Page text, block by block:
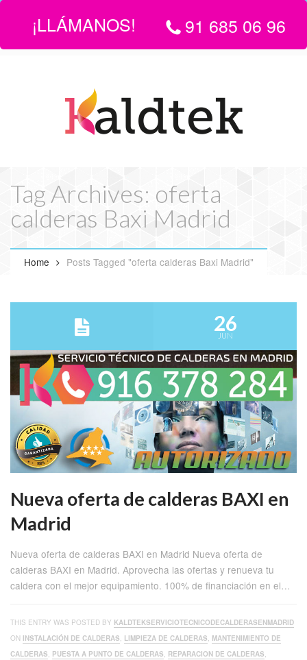
LLÁMANOS:916 850 696 | EMAIL
info@servicio-tecnico-de-
calderas-en-madrid.com
Tag Archives: oferta
calderas Baxi Madrid
Home Posts Tagged "oferta calderas Baxi Madrid"
26
JUN
Nueva oferta de calderas BAXI en
Madrid
Nueva oferta de calderas BAXI en Madrid Nueva oferta de
calderas BAXI en Madrid. Aprovecha las ofertas y renueva tu
caldera con el mejor equipamiento. 100% de financiación en el…
THIS ENTRY WAS POSTED BY KALDTEKSERVICIOTECNICODECALDERASENMADRID
ON INSTALACIÓN DE CALDERAS, LIMPIEZA DE CALDERAS, MANTENIMIENTO DE
CALDERAS, PUESTA A PUNTO DE CALDERAS, REPARACION DE CALDERAS,
¡LLÁMANOS! 91 685 06 96